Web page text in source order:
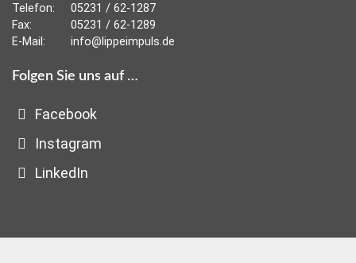
Telefon:
05231 / 62-1287
Fax:
05231 / 62-1289
E-Mail:
info@lippeimpuls.de
Folgen Sie uns auf …
Facebook
Instagram
LinkedIn